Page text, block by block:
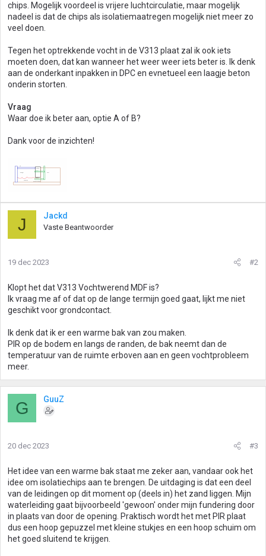
chips. Mogelijk voordeel is vrijere luchtcirculatie, maar mogelijk
nadeel is dat de chips als isolatiemaatregen mogelijk niet meer zo
veel doen.
Tegen het optrekkende vocht in de V313 plaat zal ik ook iets
moeten doen, dat kan wanneer het weer weer iets beter is. Ik denk
aan de onderkant inpakken in DPC en evnetueel een laagje beton
onderin storten.
Vraag
Waar doe ik beter aan, optie A of B?
Dank voor de inzichten!
J Jackd
Vaste Beantwoorder
19 dec 2023 #2
Klopt het dat V313 Vochtwerend MDF is?
Ik vraag me af of dat op de lange termijn goed gaat, lijkt me niet
geschikt voor grondcontact.
Ik denk dat ik er een warme bak van zou maken.
PIR op de bodem en langs de randen, de bak neemt dan de
temperatuur van de ruimte erboven aan en geen vochtprobleem
meer.
G GuuZ
20 dec 2023 #3
Het idee van een warme bak staat me zeker aan, vandaar ook het
idee om isolatiechips aan te brengen. De uitdaging is dat een deel
van de leidingen op dit moment op (deels in) het zand liggen. Mijn
waterleiding gaat bijvoorbeeld 'gewoon' onder mijn fundering door
in plaats van door de opening. Praktisch wordt het met PIR plaat
dus een hoop gepuzzel met kleine stukjes en een hoop schuim om
het goed sluitend te krijgen.